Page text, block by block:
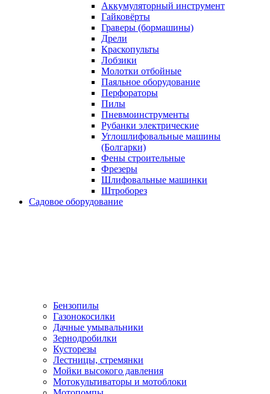
Аккумуляторный инструмент
Гайковёрты
Граверы (бормашины)
Дрели
Краскопульты
Лобзики
Молотки отбойные
Паяльное оборудование
Перфораторы
Пилы
Пневмоинструменты
Рубанки электрические
Углошлифовальные машины
(Болгарки)
Фены строительные
Фрезеры
Шлифовальные машинки
Штроборез
Садовое оборудование
Бензопилы
Газонокосилки
Дачные умывальники
Зернодробилки
Кусторезы
Лестницы, стремянки
Мойки высокого давления
Мотокультиваторы и мотоблоки